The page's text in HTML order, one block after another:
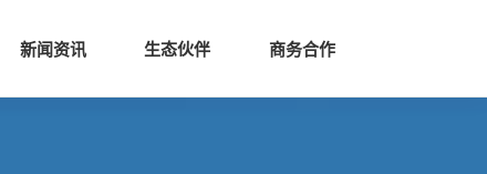
商业服务 新闻资讯 生态伙伴
新闻资讯 生态伙伴 商务合作